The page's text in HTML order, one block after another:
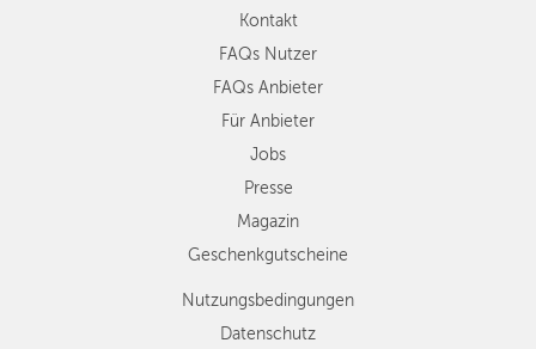
Kontakt
FAQs Nutzer
FAQs Anbieter
Für Anbieter
Jobs
Presse
Magazin
Geschenkgutscheine
Nutzungsbedingungen
Datenschutz